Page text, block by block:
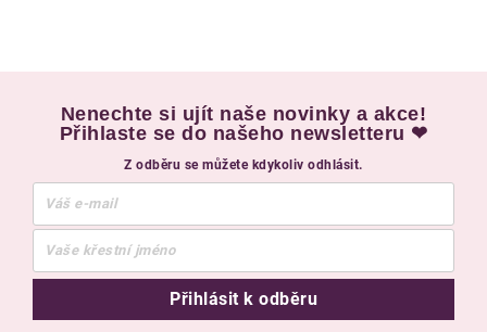
Nenechte si ujít naše novinky a akce!
Přihlaste se do našeho newsletteru ❤
Z odběru se můžete kdykoliv odhlásit.
Přihlásit k odběru